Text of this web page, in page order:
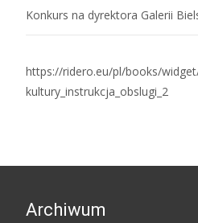
Konkurs na dyrektora Galerii
https://ridero.eu/pl/books/
kultury_instrukcja_obslugi_2
Archiwum